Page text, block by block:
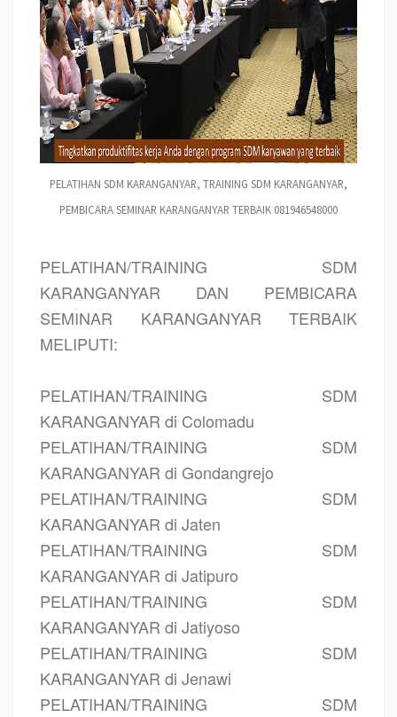
PELATIHAN SDM KARANGANYAR, TRAINING SDM KARANGANYAR,
PEMBICARA SEMINAR KARANGANYAR TERBAIK 081946548000
PELATIHAN/TRAINING SDM
KARANGANYAR DAN PEMBICARA
SEMINAR KARANGANYAR TERBAIK
MELIPUTI:
PELATIHAN/TRAINING SDM
KARANGANYAR di Colomadu
PELATIHAN/TRAINING SDM
KARANGANYAR di Gondangrejo
PELATIHAN/TRAINING SDM
KARANGANYAR di Jaten
PELATIHAN/TRAINING SDM
KARANGANYAR di Jatipuro
PELATIHAN/TRAINING SDM
KARANGANYAR di Jatiyoso
PELATIHAN/TRAINING SDM
KARANGANYAR di Jenawi
PELATIHAN/TRAINING SDM